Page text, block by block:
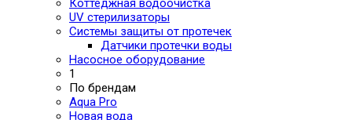
Коттеджная водоочистка
UV стерилизаторы
Системы защиты от протечек
Датчики протечки воды
Насосное оборудование
1
По брендам
Aqua Pro
Новая вода